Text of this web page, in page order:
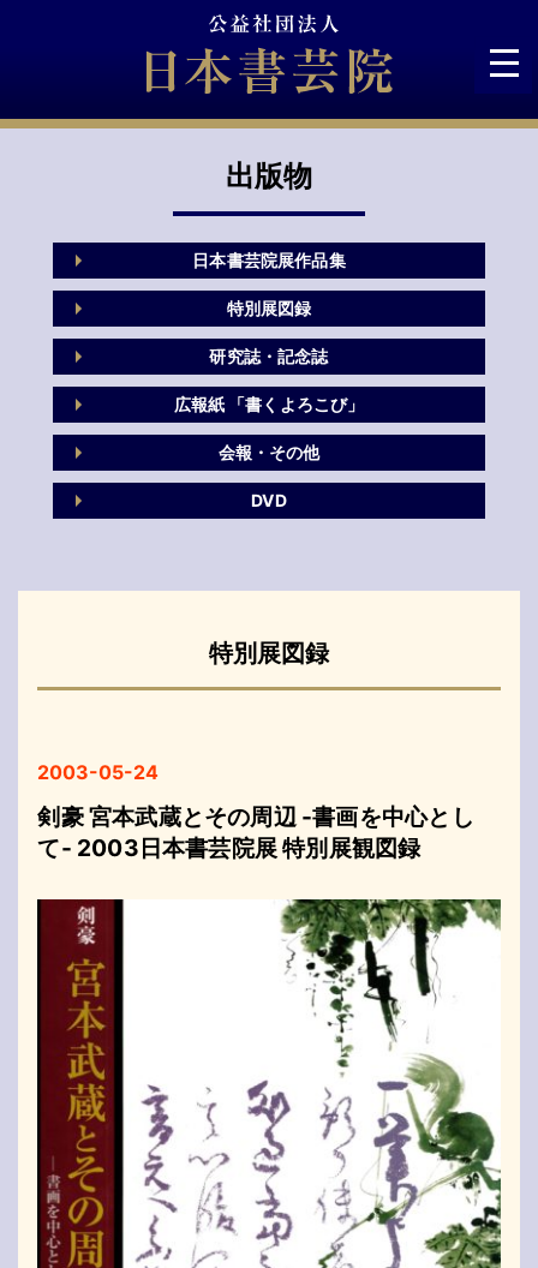
出版物
日本書芸院展作品集
特別展図録
研究誌・記念誌
広報紙 「書くよろこび」
会報・その他
DVD
特別展図録
2003-05-24
剣豪 宮本武蔵とその周辺 -書画を中心とし
て- 2003日本書芸院展 特別展観図録